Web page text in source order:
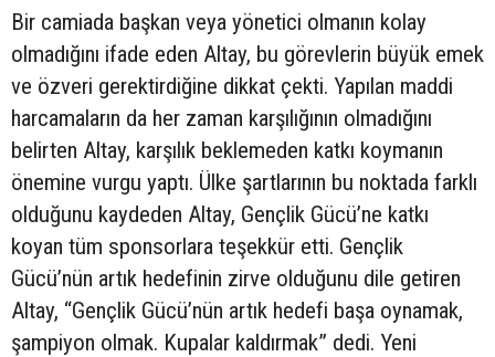
Bir camiada başkan veya yönetici olmanın kolay
olmadığını ifade eden Altay, bu görevlerin büyük emek
ve özveri gerektirdiğine dikkat çekti. Yapılan maddi
harcamaların da her zaman karşılığının olmadığını
belirten Altay, karşılık beklemeden katkı koymanın
önemine vurgu yaptı. Ülke şartlarının bu noktada farklı
olduğunu kaydeden Altay, Gençlik Gücü’ne katkı
koyan tüm sponsorlara teşekkür etti. Gençlik
Gücü’nün artık hedefinin zirve olduğunu dile getiren
Altay, “Gençlik Gücü’nün artık hedefi başa oynamak,
şampiyon olmak. Kupalar kaldırmak” dedi. Yeni